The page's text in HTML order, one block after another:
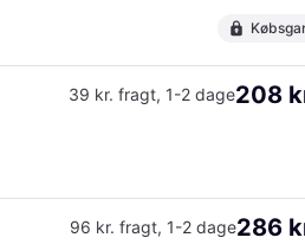
39 kr. fragt, 1-2 dage208
96 kr. fragt, 1-2 dage286